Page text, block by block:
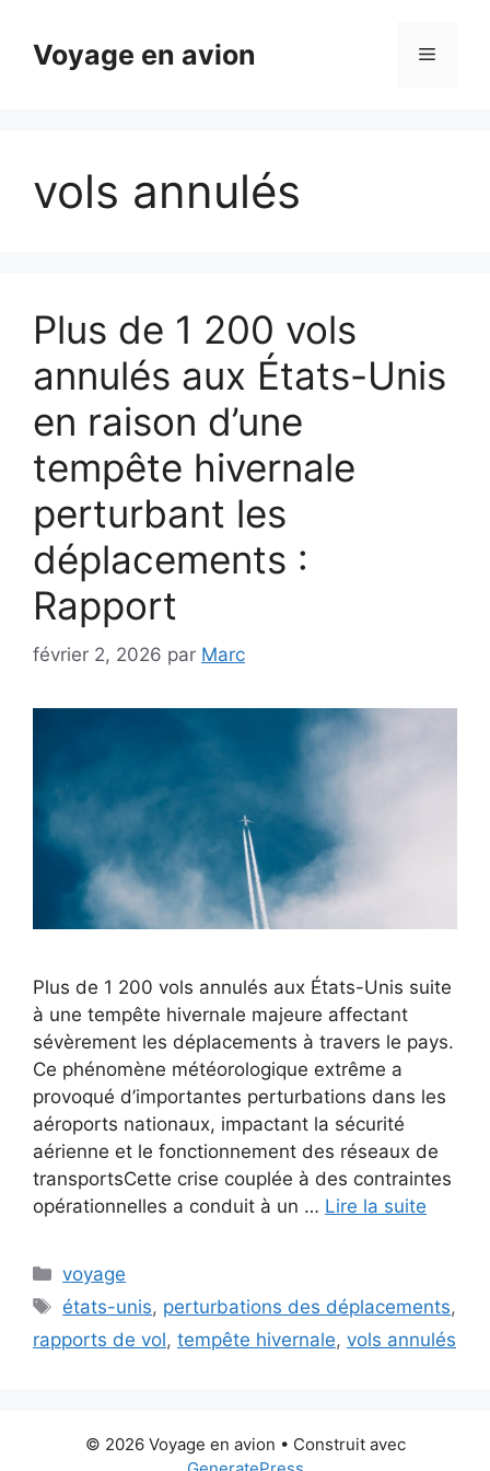
contenuVoyage en avion Menu
vols annulés
Plus de 1 200 vols
annulés aux États-Unis
en raison d’une
tempête hivernale
perturbant les
déplacements :
Rapport
février 2, 2026 par Marc
Plus de 1 200 vols annulés aux États-Unis suite
à une tempête hivernale majeure affectant
sévèrement les déplacements à travers le pays.
Ce phénomène météorologique extrême a
provoqué d’importantes perturbations dans les
aéroports nationaux, impactant la sécurité
aérienne et le fonctionnement des réseaux de
transportsCette crise couplée à des contraintes
opérationnelles a conduit à un … Lire la suite
Catégories
voyage
Étiquettes
états-unis, perturbations des déplacements,
rapports de vol, tempête hivernale, vols annulés
© 2026 Voyage en avion • Construit avec